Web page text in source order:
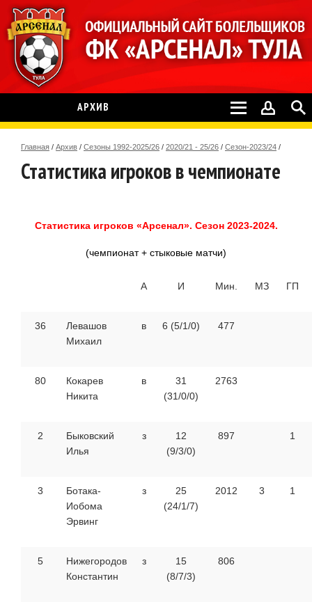
АРХИВ
Главная / Архив / Сезоны 1992-2025/26 / 2020/21 - 25/26 / Сезон-2023/24 /
Статистика игроков в чемпионате
Статистика игроков «Арсенал». Сезон 2023-2024.
(чемпионат + стыковые матчи)
А И Мин. МЗ ГП
36
Левашов
Михаил
в 6 (5/1/0) 477
80
Кокарев
Никита
в
31
(31/0/0)
2763
2
Быковский
Илья
з
12
(9/3/0)
897 1
3
Ботака-
Иобома
Эрвинг
з
25
(24/1/7)
2012 3 1
5
Нижегородов
Константин
з
15
(8/7/3)
806